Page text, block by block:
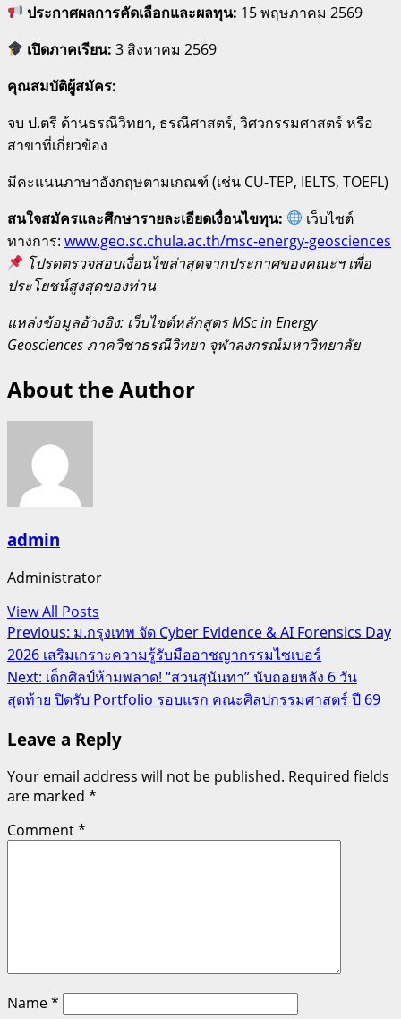
ประกาศผลการคัดเลือกและผลทุน: 15 พฤษภาคม 2569
เปิดภาคเรียน: 3 สิงหาคม 2569
คุณสมบัติผู้สมัคร:
จบ ป.ตรี ด้านธรณีวิทยา, ธรณีศาสตร์, วิศวกรรมศาสตร์ หรือ
สาขาที่เกี่ยวข้อง
มีคะแนนภาษาอังกฤษตามเกณฑ์ (เช่น CU-TEP, IELTS, TOEFL)
สนใจสมัครและศึกษารายละเอียดเงื่อนไขทุน:
เว็บไซต์
ทางการ: www.geo.sc.chula.ac.th/msc-energy-geosciences
โปรดตรวจสอบเงื่อนไขล่าสุดจากประกาศของคณะฯ เพื่อ
ประโยชน์สูงสุดของท่าน
แหล่งข้อมูลอ้างอิง: เว็บไซต์หลักสูตร MSc in Energy
Geosciences ภาควิชาธรณีวิทยา จุฬาลงกรณ์มหาวิทยาลัย
About the Author
admin
Administrator
View All Posts
Post
navigation
Previous: ม.กรุงเทพ จัด Cyber Evidence & AI Forensics Day
2026 เสริมเกราะความรู้รับมืออาชญากรรมไซเบอร์
Next: เด็กศิลป์ห้ามพลาด! “สวนสุนันทา” นับถอยหลัง 6 วัน
สุดท้าย ปิดรับ Portfolio รอบแรก คณะศิลปกรรมศาสตร์ ปี 69
Leave a Reply
Your email address will not be published. Required fields
are marked *
Comment*
Name*